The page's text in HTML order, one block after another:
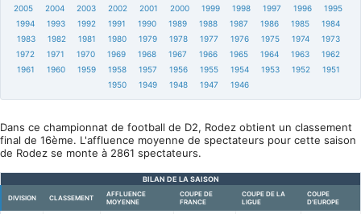
2005
2004 2003 2002 2001 2000 1999 1998 1997 1996
1995
1994
1993 1992 1991 1990 1989 1988 1987 1986 1985
1984
1983
1982 1981 1980 1979 1978 1977 1976 1975 1974
1973
1972
1971 1970 1969 1968 1967 1966 1965 1964 1963
1962
1961
1960 1959 1958 1957 1956 1955 1954 1953 1952
1951
1950
1949 1948 1947 1946
Dans ce championnat de football de D2, Rodez obtient un classement
final de 16ème. L'affluence moyenne de spectateurs pour cette saison
de Rodez se monte à 2861 spectateurs.
BILAN DE LA SAISON
DIVISION CLASSEMENT
AFFLUENCE
MOYENNE
COUPE DE
FRANCE
COUPE DE LA
LIGUE
COUPE
D'EUROPE